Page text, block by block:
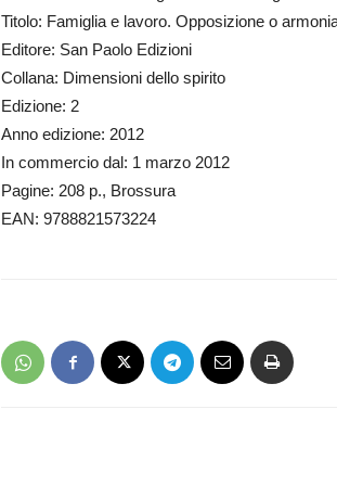
Titolo: Famiglia e lavoro. Opposizione o
Editore: San Paolo Edizioni
Collana: Dimensioni dello spirito
Edizione: 2
Anno edizione: 2012
In commercio dal: 1 marzo 2012
Pagine: 208 p., Brossura
EAN: 9788821573224